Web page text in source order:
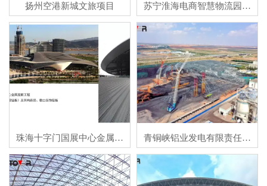
扬州空港新城文旅项目
苏宁淮海电商智慧物流园项
目
珠海十字门国展中心金属屋
面工程 金属屋墙面板（铝镁
锰板）及其构造层、檐口装
饰铝板
青铜峡铝业发电有限责任公
司煤场全封闭环保升级改造
EPC总承包工程